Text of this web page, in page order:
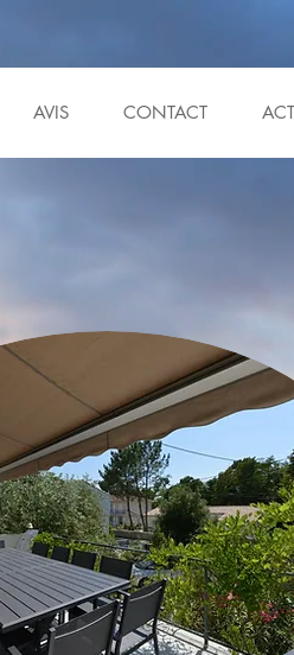
AVIS CONTACT